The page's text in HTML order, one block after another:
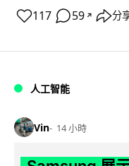
117 59 ↗ 分
人工智能
Vin 14 小時